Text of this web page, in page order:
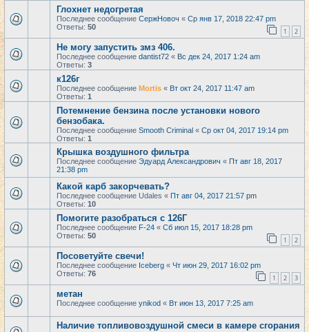
Глохнет недогретая
Последнее сообщение СержНовоч « Ср янв 17, 2018 22:47 pm
Ответы: 50 1 2
Не могу запустить змз 406.
Последнее сообщение dantist72 « Вс дек 24, 2017 1:24 am
Ответы: 3
к126г
Последнее сообщение Mortis « Вт окт 24, 2017 11:47 am
Ответы: 1
Потемнение бензина после установки нового
бензобака.
Последнее сообщение Smooth Criminal « Ср окт 04, 2017 19:14 pm
Ответы: 1
Крышка воздушного фильтра
Последнее сообщение Эдуард Александрович « Пт авг 18, 2017
21:38 pm
Какой карб закорчевать?
Последнее сообщение Udales « Пт авг 04, 2017 21:57 pm
Ответы: 10
Помогите разобраться с 126Г
Последнее сообщение F-24 « Сб июл 15, 2017 18:28 pm
Ответы: 50 1 2
Посоветуйте свечи!
Последнее сообщение Iceberg « Чт июн 29, 2017 16:02 pm
Ответы: 76 1 2 3
метан
Последнее сообщение ynikod « Вт июн 13, 2017 7:25 am
Наличие топливовоздушной смеси в камере сгорания